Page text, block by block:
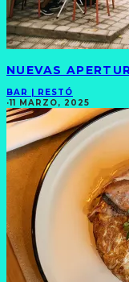
NUEVAS
BAR | RESTÓ
·11 MARZO, 2025